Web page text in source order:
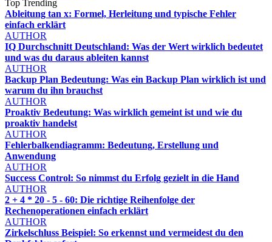
Top Trending
Ableitung tan x: Formel, Herleitung und typische Fehler
einfach erklärt
AUTHOR
IQ Durchschnitt Deutschland: Was der Wert wirklich bedeutet
und was du daraus ableiten kannst
AUTHOR
Backup Plan Bedeutung: Was ein Backup Plan wirklich ist und
warum du ihn brauchst
AUTHOR
Proaktiv Bedeutung: Was wirklich gemeint ist und wie du
proaktiv handelst
AUTHOR
Fehlerbalkendiagramm: Bedeutung, Erstellung und
Anwendung
AUTHOR
Success Control: So nimmst du Erfolg gezielt in die Hand
AUTHOR
2 + 4 * 20 - 5 - 60: Die richtige Reihenfolge der
Rechenoperationen einfach erklärt
AUTHOR
Zirkelschluss Beispiel: So erkennst und vermeidest du den